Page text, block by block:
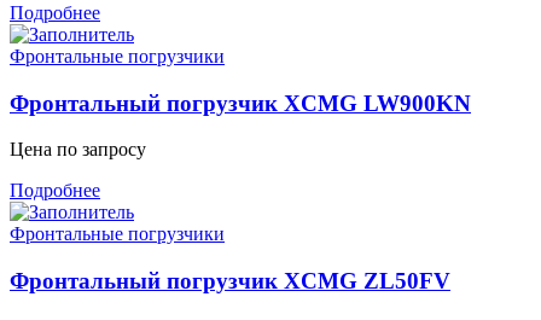
Подробнее
Фронтальные погрузчики
Фронтальный погрузчик XCMG LW900KN
Цена по запросу
Подробнее
Фронтальные погрузчики
Фронтальный погрузчик XCMG ZL50FV